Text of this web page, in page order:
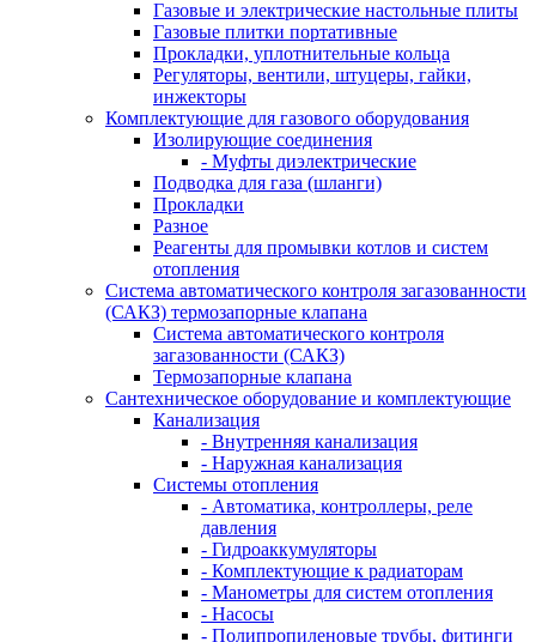
Газовые и электрические настольные плиты
Газовые плитки портативные
Прокладки, уплотнительные кольца
Регуляторы, вентили, штуцеры, гайки,
инжекторы
Комплектующие для газового оборудования
Изолирующие соединения
- Муфты диэлектрические
Подводка для газа (шланги)
Прокладки
Разное
Реагенты для промывки котлов и систем
отопления
Система автоматического контроля загазованности
(САКЗ) термозапорные клапана
Система автоматического контроля
загазованности (САКЗ)
Термозапорные клапана
Сантехническое оборудование и комплектующие
Канализация
- Внутренняя канализация
- Наружная канализация
Системы отопления
- Автоматика, контроллеры, реле
давления
- Гидроаккумуляторы
- Комплектующие к радиаторам
- Манометры для систем отопления
- Насосы
- Полипропиленовые трубы, фитинги